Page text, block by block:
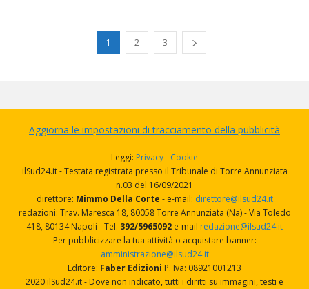
1 2 3
Aggiorna le impostazioni di tracciamento della pubblicità
Leggi: Privacy- Cookie
ilSud24.it - Testata registrata presso il Tribunale di Torre Annunziata
n.03 del 16/09/2021
direttore: Mimmo Della Corte - e-mail: direttore@ilsud24.it
redazioni: Trav. Maresca 18, 80058 Torre Annunziata (Na) - Via Toledo
418, 80134 Napoli - Tel. 392/5965092 e-mail redazione@ilsud24.it
Per pubblicizzare la tua attività o acquistare banner:
amministrazione@ilsud24.it
Editore: Faber Edizioni P. Iva: 08921001213
2020 ilSud24.it - Dove non indicato, tutti i diritti su immagini, testi e